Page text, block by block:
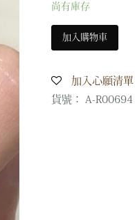
尚有庫存
加入購物車
加入心願清單
貨號： A-R00694